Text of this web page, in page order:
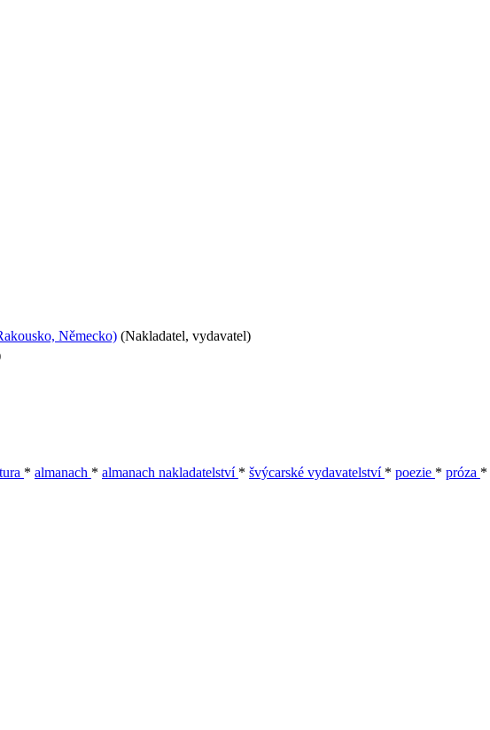
Německo) (Nakladatel, vydavatel)
* almanach * almanach nakladatelství * švýcarské vydavatelství * poezie * próza *